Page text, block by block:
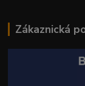
Zákaznická